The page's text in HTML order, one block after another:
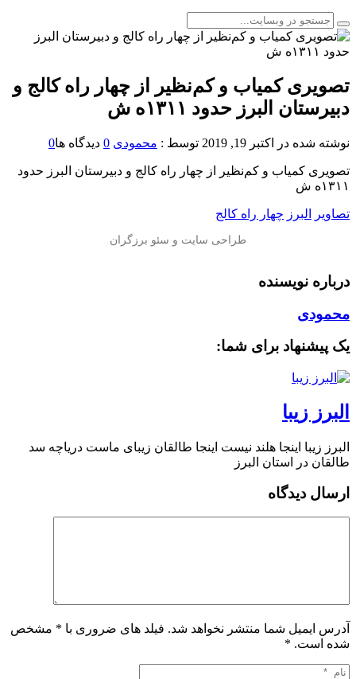
️تصویری کمیاب و کم‌نظیر از چهار راه كالج و
دبيرستان البرز حدود ۱۳۱۱ه ش
نوشته شده در اکتبر 19, 2019 توسط : محمودی 0 دیدگاه ها0
️تصویری کمیاب و کم‌نظیر از چهار راه كالج و دبيرستان البرز حدود
۱۳۱۱ه ش
تصاویر البرز چهار راه کالج
درباره نویسنده
محمودی
یک پیشنهاد برای شما:
البرز زیبا
البرز زیبا اینجا هلند نیست اینجا طالقان زیبای ماست دریاچه سد
طالقان در استان البرز
ارسال دیدگاه
آدرس ایمیل شما منتشر نخواهد شد. فیلد های ضروری با * مشخص
شده است. *